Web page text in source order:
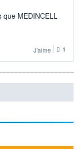
MEDINCELL
J'aime 1